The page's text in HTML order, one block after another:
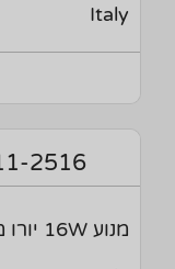
Italy
2516
מנוע 16W יורו מוטורס